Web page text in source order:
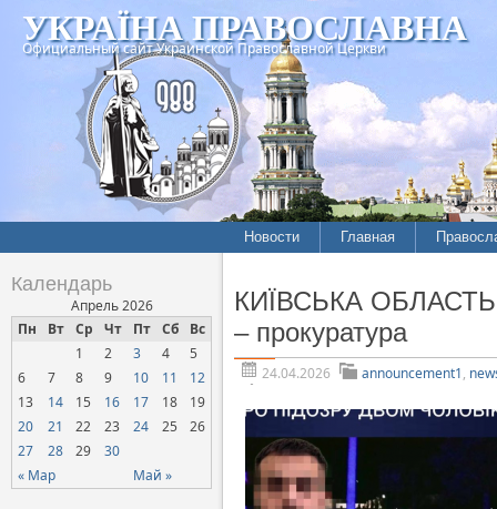
УКРАЇНА ПРАВОСЛАВНА
Официальный сайт Украинской Православной Церкви
Новости
Межконфессиональные
Нарушения прав
верующих
Официальная хроника
Расколы, ереси, секты
СОЦИАЛЬНОЕ
СЛУЖЕНИЕ
Главная
История
Хроники
Календарь
Апрель 2026
Пн
Вт Ср Чт Пт Сб Вс
« Мар Май »
1 2 3 4
5
6
7 8 9 10 11
12
13
14 15 16 17 18
19
20
21 22 23 24 25
26
27
28 29 30
КИЇВСЬКА ОБЛАСТЬ.
– прокуратура
24.04.2026 announcement1,